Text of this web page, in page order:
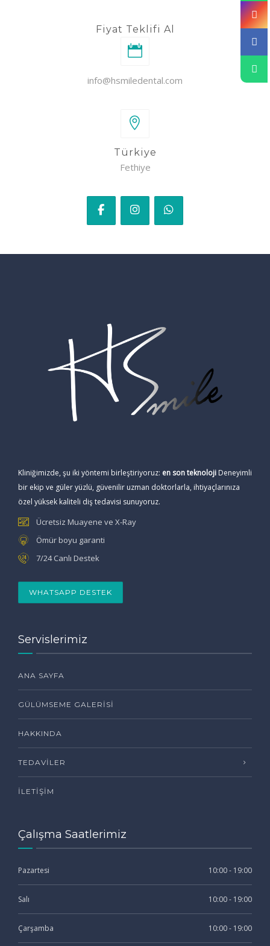
Fiyat Teklifi Al
info@hsmiledental.com
Türkiye
Fethiye
Kliniğimizde, şu iki yöntemi birleştiriyoruz: en son teknoloji Deneyimli
bir ekip ve güler yüzlü, güvenilir uzman doktorlarla, ihtiyaçlarınıza
özel yüksek kaliteli diş tedavisi sunuyoruz.
Ücretsiz Muayene ve X-Ray
Ömür boyu garanti
7/24 Canlı Destek
WHATSAPP DESTEK
Servislerimiz
ANA SAYFA
GÜLÜMSEME GALERISI
HAKKINDA
TEDAVILER
İLETIŞIM
Çalışma Saatlerimiz
Pazartesi 10:00 - 19:00
Salı 10:00 - 19:00
Çarşamba 10:00 - 19:00